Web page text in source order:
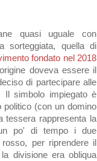
quasi uguale con
sorteggiata, quella di
fondato nel 2018
doveva essere il
di partecipare alle
Il simbolo impiegato è
politico (con un domino
tessera rappresenta la
po' di tempo i due
per riprendere il
divisione era obliqua